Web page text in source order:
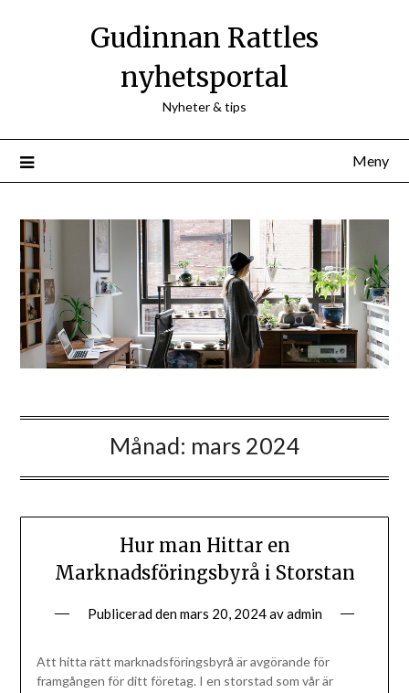
Gudinnan Rattles
nyhetsportal
Nyheter & tips
Meny
Månad: mars 2024
Hur man Hittar en
Marknadsföringsbyrå i Storstan
Publicerad denmars 20, 2024avadmin
Att hitta rätt marknadsföringsbyrå är avgörande för
framgången för ditt företag. I en storstad som vår är